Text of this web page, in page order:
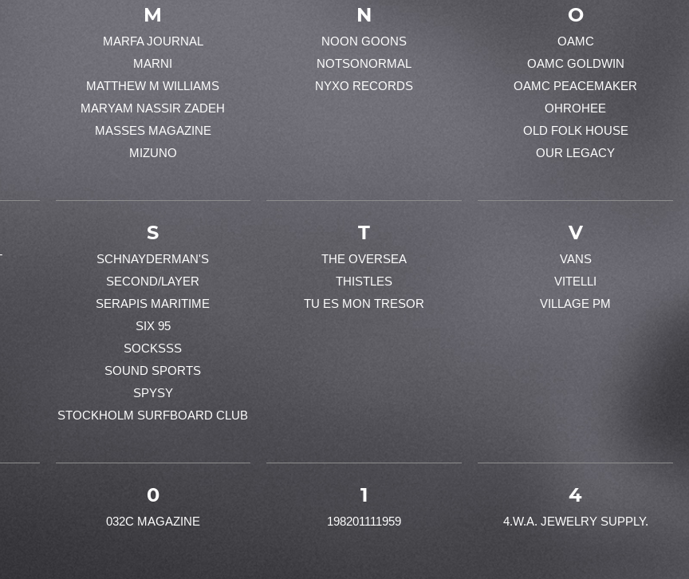
M
MARFA JOURNAL
MARNI
MATTHEW M WILLIAMS
MARYAM NASSIR ZADEH
MASSES MAGAZINE
MIZUNO
N
NOON GOONS
NOTSONORMAL
NYXO RECORDS
O
OAMC
OAMC GOLDWIN
OAMC PEACEMAKER
OHROHEE
OLD FOLK HOUSE
OUR LEGACY
S
SCHNAYDERMAN'S
SECOND/LAYER
SERAPIS MARITIME
SIX 95
SOCKSSS
SOUND SPORTS
SPYSY
STOCKHOLM SURFBOARD CLUB
T
THE OVERSEA
THISTLES
TU ES MON TRESOR
V
VANS
VITELLI
VILLAGE PM
0
032C MAGAZINE
1
198201111959
4
4.W.A. JEWELRY SUPPLY.